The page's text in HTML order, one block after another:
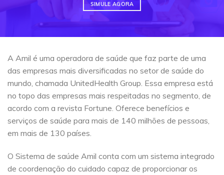
SIMULE AGORA
A Amil é uma operadora de saúde que faz parte de uma
das empresas mais diversificadas no setor de saúde do
mundo, chamada UnitedHealth Group. Essa empresa está
no topo das empresas mais respeitadas no segmento, de
acordo com a revista Fortune. Oferece benefícios e
serviços de saúde para mais de 140 milhões de pessoas,
em mais de 130 países.
O Sistema de saúde Amil conta com um sistema integrado
de coordenação do cuidado capaz de proporcionar os